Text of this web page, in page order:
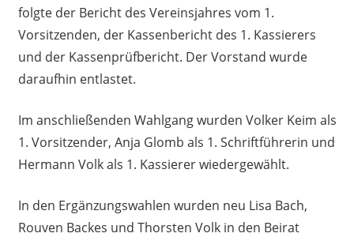
folgte der Bericht des Vereinsjahres vom 1.
Vorsitzenden, der Kassenbericht des 1. Kassierers
und der Kassenprüfbericht. Der Vorstand wurde
daraufhin entlastet.
Im anschließenden Wahlgang wurden Volker Keim als
1. Vorsitzender, Anja Glomb als 1. Schriftführerin und
Hermann Volk als 1. Kassierer wiedergewählt.
In den Ergänzungswahlen wurden neu Lisa Bach,
Rouven Backes und Thorsten Volk in den Beirat